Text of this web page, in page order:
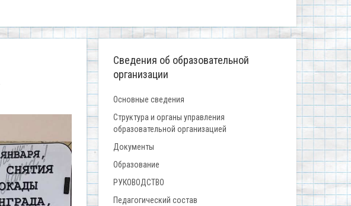
Сведения об образовательной
организации
Основные сведения
Структура и органы управления
образовательной организацией
Документы
Образование
РУКОВОДСТВО
Педагогический состав